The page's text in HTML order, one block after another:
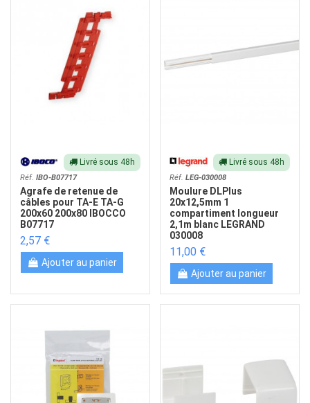
Livré sous 48h
Réf.IBO-B07717
Agrafe de retenue de
câbles pour TA-E TA-G
200x60 200x80 IBOCCO
B07717
2,57 €
Ajouter au panier
Livré sous 48h
Réf.LEG-030008
Moulure DLPlus
20x12,5mm 1
compartiment longueur
2,1m blanc LEGRAND
030008
11,00 €
Ajouter au panier